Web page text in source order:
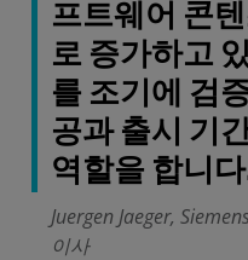
프트웨어 콘
로 증가하고
를 조기에 검
공과 출시 기
역할을 합니
Juergen Jaeger,
이사